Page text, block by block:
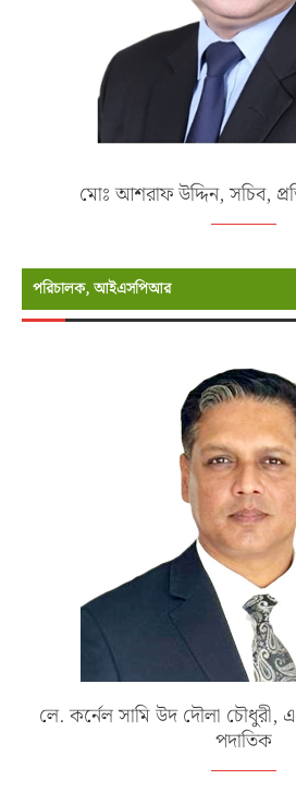
মোঃ আশরাফ উদ্দিন, সচিব,
পরিচালক, আইএসপিআর
লে. কর্নেল সামি উদ দৌলা চৌধুরী,
পদাতিক